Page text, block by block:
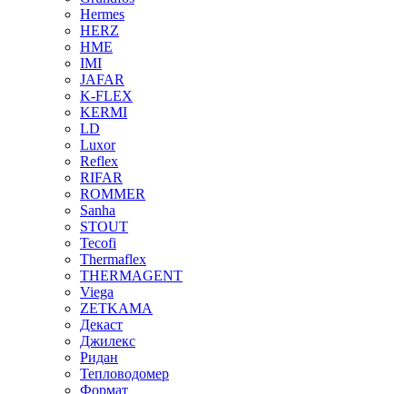
Hermes
HERZ
HME
IMI
JAFAR
K-FLEX
KERMI
LD
Luxor
Reflex
RIFAR
ROMMER
Sanha
STOUT
Tecofi
Thermaflex
THERMAGENT
Viega
ZETKAMA
Декаст
Джилекс
Ридан
Тепловодомер
Формат